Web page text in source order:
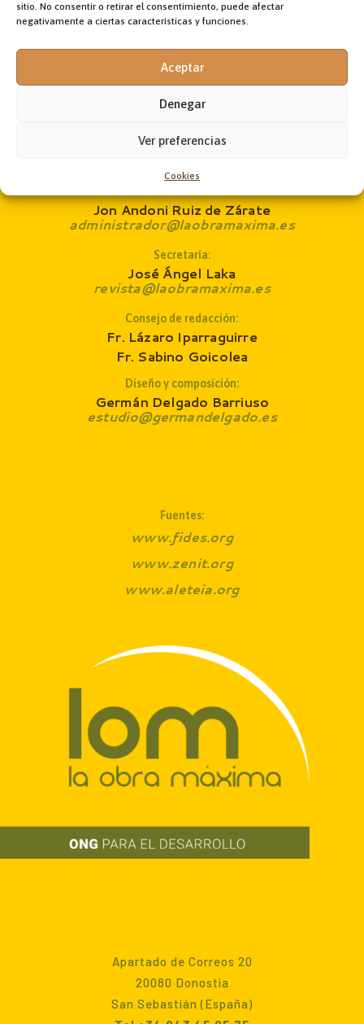
sitio. No consentir o retirar el consentimiento, puede afectar
negativamente a ciertas características y funciones.
Aceptar
Denegar
Ver preferencias
Cookies
Fr. Jon Korta
Jon Andoni Ruiz de Zárate
administrador@laobramaxima.es
Secretaría:
José Ángel Laka
revista@laobramaxima.es
Consejo de redacción:
Fr. Lázaro Iparraguirre
Fr. Sabino Goicolea
Diseño y composición:
Germán Delgado Barriuso
estudio@germandelgado.es
Fuentes:
www.fides.org
www.zenit.org
www.aleteia.org
Apartado de Correos 20
20080 Donostia
San Sebastián (España)